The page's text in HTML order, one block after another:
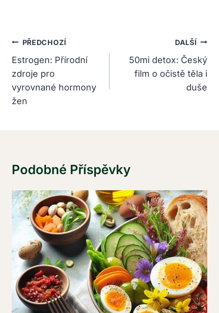
Navigace
Pro
Příspěvek
PŘEDCHOZÍ
Estrogen: Přírodní
zdroje pro
vyrovnané hormony
žen
DALŠÍ
50mi detox: Český
film o očistě těla i
duše
Podobné Příspěvky